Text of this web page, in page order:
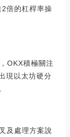
倍的杠桿率操
OKX積極關注
現以太坊硬分
及處理方案說